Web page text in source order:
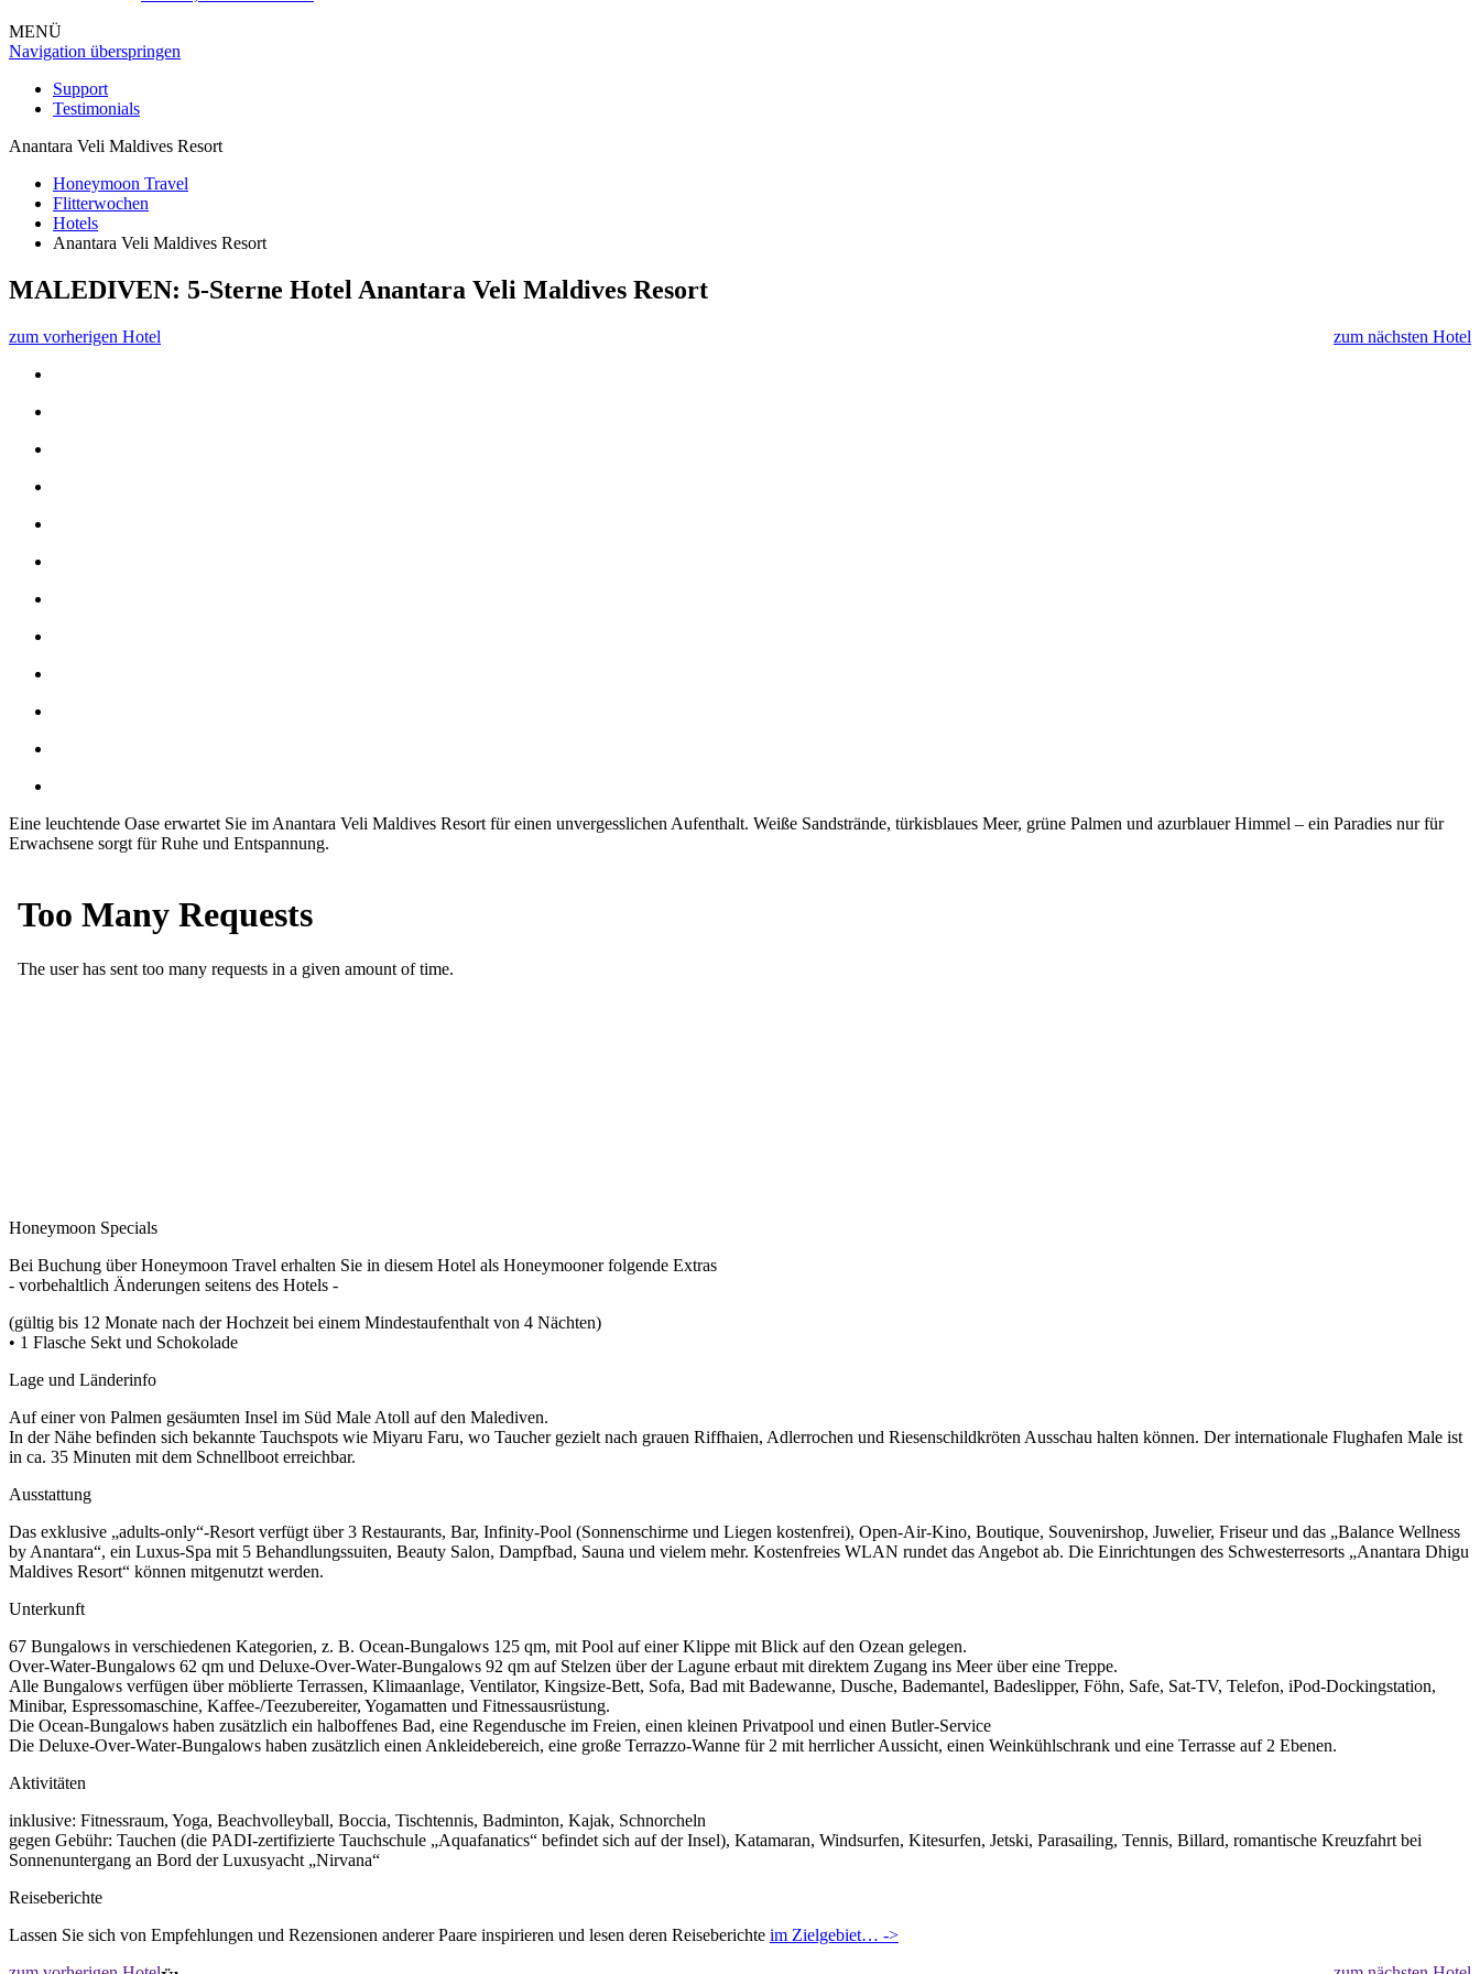
MENÜ
Navigation überspringen
Support
Testimonials
Anantara Veli Maldives Resort
Honeymoon Travel
Flitterwochen
Hotels
Anantara Veli Maldives Resort
MALEDIVEN: 5-Sterne Hotel Anantara Veli Maldives Resort
zum vorherigen Hotel zum nächsten Hotel
Eine leuchtende Oase erwartet Sie im Anantara Veli Maldives Resort für einen unvergesslichen Aufenthalt. Weiße Sandstrände, türkisblaues Meer, grüne Palmen und azurblauer Himmel – ein Paradies nur für
Erwachsene sorgt für Ruhe und Entspannung.
Honeymoon Specials
Bei Buchung über Honeymoon Travel erhalten Sie in diesem Hotel als Honeymooner folgende Extras
- vorbehaltlich Änderungen seitens des Hotels -
(gültig bis 12 Monate nach der Hochzeit bei einem Mindestaufenthalt von 4 Nächten)
• 1 Flasche Sekt und Schokolade
Lage und Länderinfo
Auf einer von Palmen gesäumten Insel im Süd Male Atoll auf den Malediven.
In der Nähe befinden sich bekannte Tauchspots wie Miyaru Faru, wo Taucher gezielt nach grauen Riffhaien, Adlerrochen und Riesenschildkröten Ausschau halten können. Der internationale Flughafen Male ist
in ca. 35 Minuten mit dem Schnellboot erreichbar.
Ausstattung
Das exklusive „adults-only“-Resort verfügt über 3 Restaurants, Bar, Infinity-Pool (Sonnenschirme und Liegen kostenfrei), Open-Air-Kino, Boutique, Souvenirshop, Juwelier, Friseur und das „Balance Wellness
by Anantara“, ein Luxus-Spa mit 5 Behandlungssuiten, Beauty Salon, Dampfbad, Sauna und vielem mehr. Kostenfreies WLAN rundet das Angebot ab. Die Einrichtungen des Schwesterresorts „Anantara Dhigu
Maldives Resort“ können mitgenutzt werden.
Unterkunft
67 Bungalows in verschiedenen Kategorien, z. B. Ocean-Bungalows 125 qm, mit Pool auf einer Klippe mit Blick auf den Ozean gelegen.
Over-Water-Bungalows 62 qm und Deluxe-Over-Water-Bungalows 92 qm auf Stelzen über der Lagune erbaut mit direktem Zugang ins Meer über eine Treppe.
Alle Bungalows verfügen über möblierte Terrassen, Klimaanlage, Ventilator, Kingsize-Bett, Sofa, Bad mit Badewanne, Dusche, Bademantel, Badeslipper, Föhn, Safe, Sat-TV, Telefon, iPod-Dockingstation,
Minibar, Espressomaschine, Kaffee-/Teezubereiter, Yogamatten und Fitnessausrüstung.
Die Ocean-Bungalows haben zusätzlich ein halboffenes Bad, eine Regendusche im Freien, einen kleinen Privatpool und einen Butler-Service
Die Deluxe-Over-Water-Bungalows haben zusätzlich einen Ankleidebereich, eine große Terrazzo-Wanne für 2 mit herrlicher Aussicht, einen Weinkühlschrank und eine Terrasse auf 2 Ebenen.
Aktivitäten
inklusive: Fitnessraum, Yoga, Beachvolleyball, Boccia, Tischtennis, Badminton, Kajak, Schnorcheln
gegen Gebühr: Tauchen (die PADI-zertifizierte Tauchschule „Aquafanatics“ befindet sich auf der Insel), Katamaran, Windsurfen, Kitesurfen, Jetski, Parasailing, Tennis, Billard, romantische Kreuzfahrt bei
Sonnenuntergang an Bord der Luxusyacht „Nirvana“
Reiseberichte
Lassen Sie sich von Empfehlungen und Rezensionen anderer Paare inspirieren und lesen deren Reiseberichte im Zielgebiet… ->